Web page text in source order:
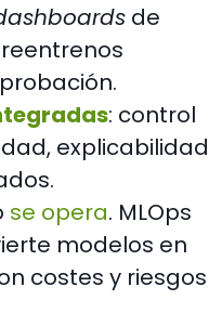
de
s: control
explicabilidad
se opera. MLOps
modelos en
costes y riesgos